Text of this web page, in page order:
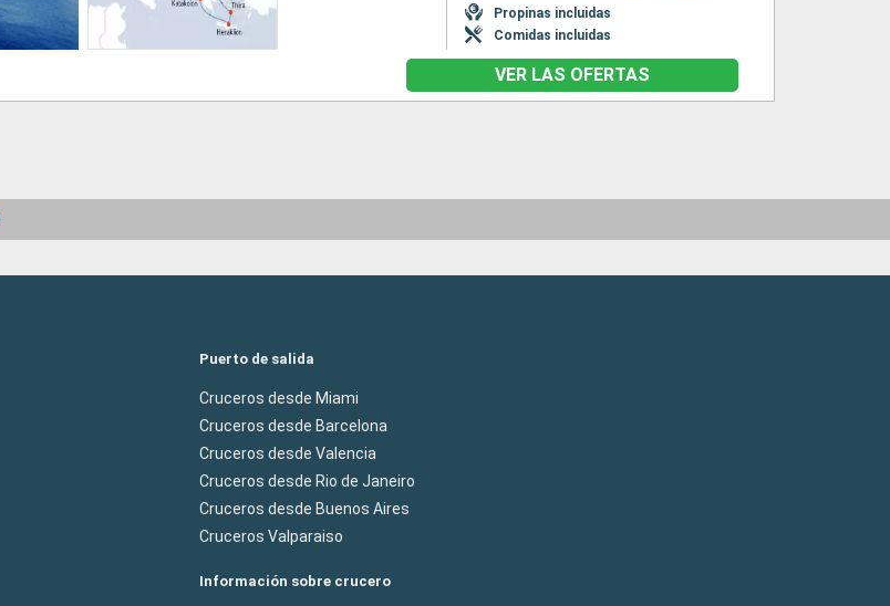
Propinas incluidas
Comidas incluidas
VER LAS OFERTAS
Puerto de salida
Cruceros desde Miami
Cruceros desde Barcelona
Cruceros desde Valencia
Cruceros desde Rio de Janeiro
Cruceros desde Buenos Aires
Cruceros Valparaiso
Información sobre crucero